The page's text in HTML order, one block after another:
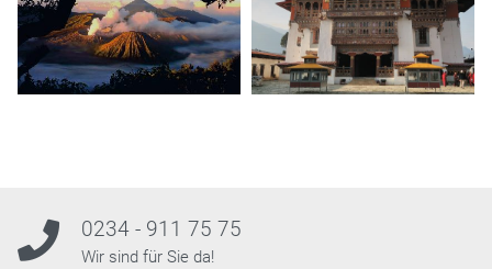
0234 - 911 75 75
Wir sind für Sie da!